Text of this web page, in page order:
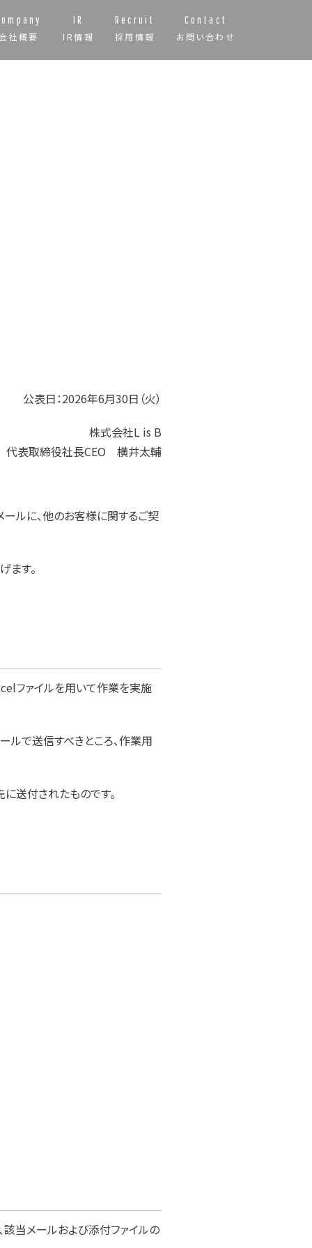
社概要
IR
IR情報
Recruit
採用情報
Contact
お問い合わせ
公表日：2026年6月30日（火）
株式会社L is B
代表取締役社長CEO 横井太輔
ルに、他のお客様に関するご契
ます。
ファイルを用いて作業を実施
で送信すべきところ、作業用
送付されたものです。
当メールおよび添付ファイルの